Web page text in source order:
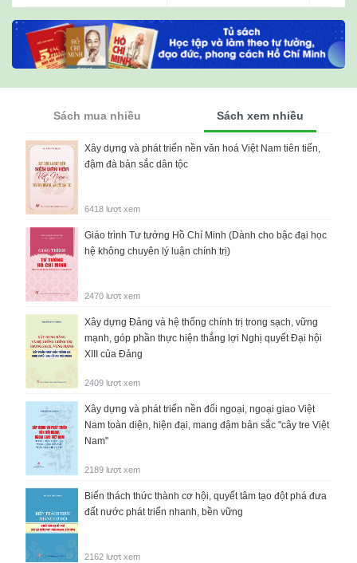
Sách mua nhiều Sách xem nhiều
Xây dựng và phát triển nền văn hoá Việt Nam tiên tiến,
đậm đà bản sắc dân tộc
6418 lượt xem
Giáo trình Tư tưởng Hồ Chí Minh (Dành cho bậc đại học
hệ không chuyên lý luận chính trị)
2470 lượt xem
Xây dựng Đảng và hệ thống chính trị trong sạch, vững
mạnh, góp phần thực hiện thắng lợi Nghị quyết Đại hội
XIII của Đảng
2409 lượt xem
Xây dựng và phát triển nền đối ngoại, ngoại giao Việt
Nam toàn diện, hiện đại, mang đậm bản sắc "cây tre Việt
Nam"
2189 lượt xem
Biến thách thức thành cơ hội, quyết tâm tạo đột phá đưa
đất nước phát triển nhanh, bền vững
2162 lượt xem